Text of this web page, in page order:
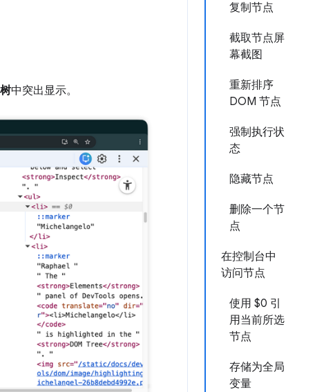
复制节点
截取节点屏
幕截图
重新排序
DOM 节点
强制执行状
态
隐藏节点
删除一个节
点
在控制台中
访问节点
使用 $0 引
用当前所选
节点
存储为全局
变量
中突出显示。